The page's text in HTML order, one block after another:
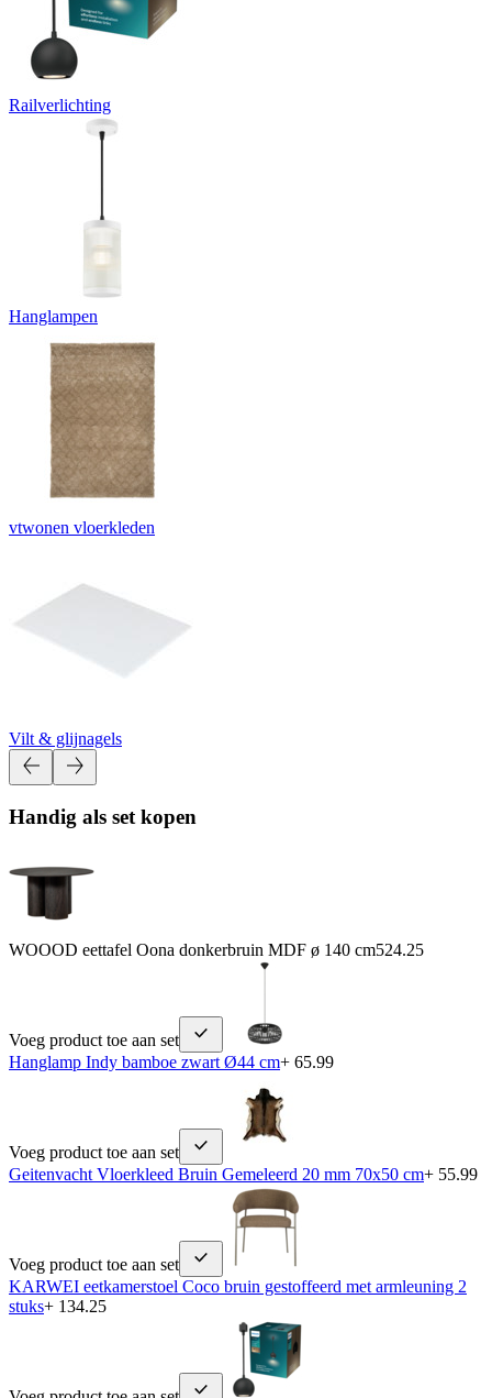
Railverlichting
Hanglampen
vtwonen vloerkleden
Vilt & glijnagels
Handig als set kopen
WOOOD eettafel Oona donkerbruin MDF ø 140 cm524.25
Voeg product toe aan set
Hanglamp Indy bamboe zwart Ø44 cm+ 65.99
Voeg product toe aan set
Geitenvacht Vloerkleed Bruin Gemeleerd 20 mm 70x50 cm+ 55.99
Voeg product toe aan set
KARWEI eetkamerstoel Coco bruin gestoffeerd met armleuning 2
stuks+ 134.25